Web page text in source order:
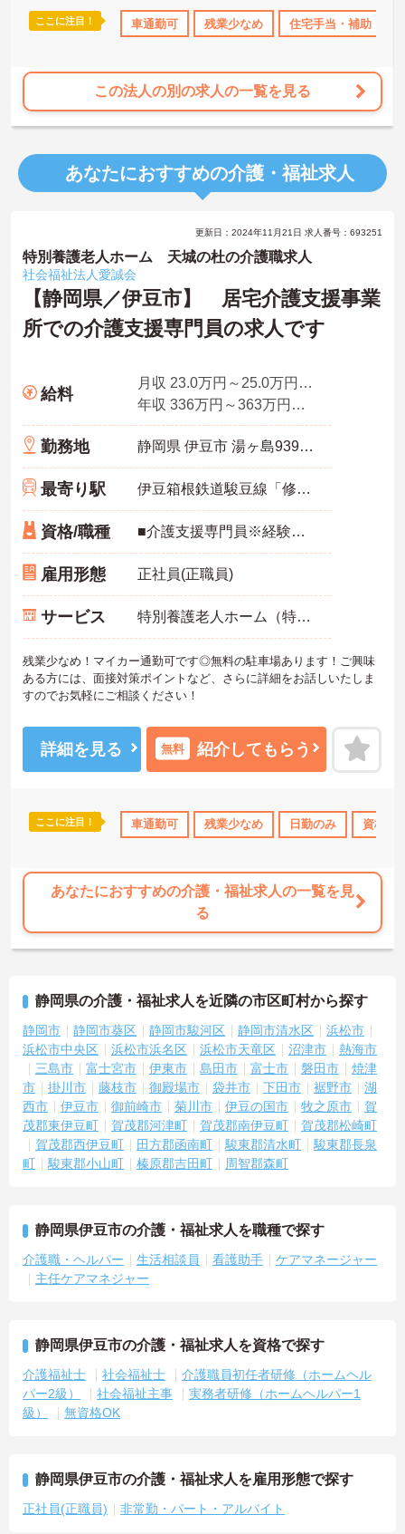
産休･育休･介護休暇取得実績あり ボーナス・賞与あり
っており、介護福祉士国家試験対策講座やケアマネ対策講座も自社
開講しています。多職種チームケアの中で専門性を高めながら、ケ
★おすすめPOINT★
運営する安定した経営基盤があります
・資格手当（介護福祉士）25,000円、プラチナ介護職（4資格）に認
定されると月38,000円の手当が加算される仕組みが整っています
・介護福祉士国家試験対策講座・認知症ケア専門士対策・ケアマネ
【残業月4.3時間、給与と働きやすさを両立している職場です】
・賞与年2回・定期昇給、夜勤手当・家族手当・住宅手当など各種手
当が充実しています
・残業は月平均4.3時間と業界水準を大きく下回っており、有給休暇
取得実績14日と休みも取りやすい環境です
・年間休日111日以上・シフトは柔軟に対応しており、有給と組み合
・インカム導入によりスタッフ間のフリーハンド連絡・情報共有が
可能、また、睡眠センサー・アレクサ等IoT機器を活用し、業務効率
化と質の高いケアを両立しています
・従業員満足度調査を定期実施し、スタッフの声を制度に反映する
文化があります
直接意見交換をしています
【育児・家庭との両立を本気でサポートしている職場です】
・育休取得率100%・育休後就業復帰率100%と、育児と仕事を両立
できる体制が整っています
ートを受けることができます
・「くるみん」「えるぼし」「トモニン」の3つの厚生労働省認定を
取得しており、ライフステージに合わせた長期就業が実現できる職
場です
ここに注目！ 車通勤可 残業少なめ 住宅手当・補助
この法人の別の求人の一覧を見る
あなたにおすすめの介護・福祉求人
更新日：2024年11月21日 求人番号：693251
特別養護老人ホーム 天城の杜の介護職求人
社会福祉法人愛誠会
【静岡県／伊豆市】 居宅介護支援事業
所での介護支援専門員の求人です
給料
月収 23.0万円～25.0万円程度
年収 336万円～363万円程度（賞与3.0ヶ月分の場合）
勤務地 静岡県 伊豆市 湯ヶ島939-41
最寄り駅 伊豆箱根鉄道駿豆線「修善寺駅」バス・車26分
資格/職種 ■介護支援専門員※経験者尚可、未経験も相談可 ■普通自動車運転免許（AT限定可）
雇用形態 正社員(正職員)
サービス 特別養護老人ホーム（特養）
残業少なめ！マイカー通勤可です◎無料の駐車場あります！ご興味
ある方には、面接対策ポイントなど、さらに詳細をお話しいたしま
すのでお気軽にご相談ください！
詳細を見る 無料 紹介してもらう
ここに注目！ 車通勤可 残業少なめ 日勤のみ 資格取
あなたにおすすめの介護・福祉求人の一覧を見
る
静岡県の介護・福祉求人を近隣の市区町村から探す
静岡市 静岡市葵区 静岡市駿河区 静岡市清水区
浜松市
浜松市中央区
浜松市浜名区 浜松市天竜区 沼津市
熱海市
三島市
富士宮市 伊東市 島田市 富士市 磐田市
焼津
市
掛川市 藤枝市 御殿場市 袋井市 下田市 裾野市
湖
西市
伊豆市 御前崎市 菊川市 伊豆の国市 牧之原市
賀
茂郡東伊豆町
賀茂郡河津町 賀茂郡南伊豆町
賀茂郡松崎町
賀茂郡西伊豆町
田方郡函南町 駿東郡清水町
駿東郡長泉
町
駿東郡小山町 榛原郡吉田町 周智郡森町
静岡県伊豆市の介護・福祉求人を職種で探す
介護職・ヘルパー 生活相談員 看護助手
ケアマネージャー
主任ケアマネジャー
静岡県伊豆市の介護・福祉求人を資格で探す
介護福祉士 社会福祉士
介護職員初任者研修（ホームヘル
パー2級）
社会福祉主事
実務者研修（ホームヘルパー1
級）
無資格OK
静岡県伊豆市の介護・福祉求人を雇用形態で探す
正社員(正職員) 非常勤・パート・アルバイト